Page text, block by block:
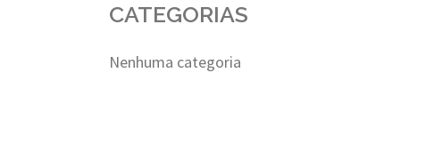
CATEGORIAS
Nenhuma categoria